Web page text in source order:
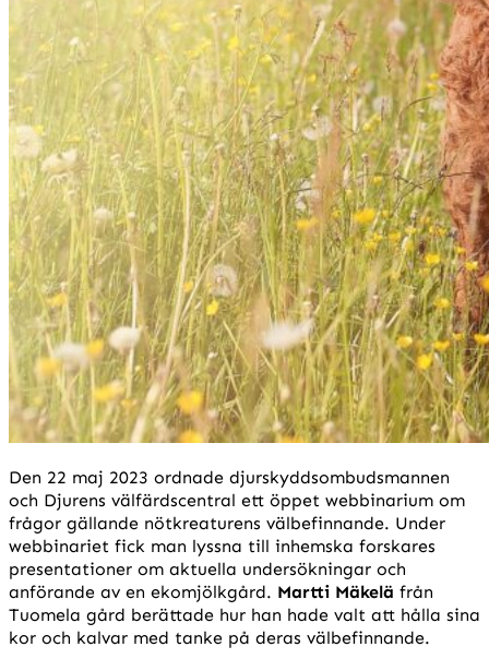
Den 22 maj 2023 ordnade djurskyddsombudsmannen
och Djurens välfärdscentral ett öppet webbinarium om
frågor gällande nötkreaturens välbefinnande. Under
webbinariet fick man lyssna till inhemska forskares
presentationer om aktuella undersökningar och
anförande av en ekomjölkgård. Martti Mäkelä från
Tuomela gård berättade hur han hade valt att hålla sina
kor och kalvar med tanke på deras välbefinnande.